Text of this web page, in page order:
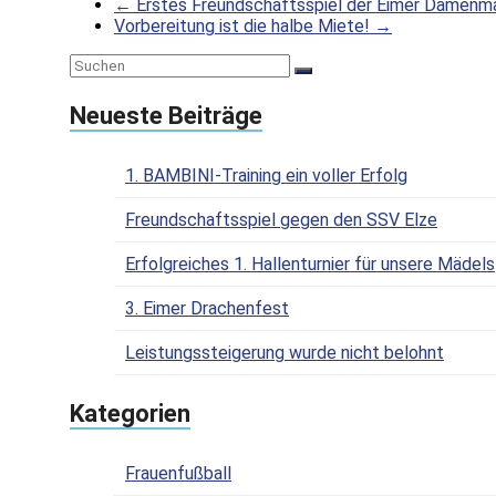
← Erstes Freundschaftsspiel der Eimer
Vorbereitung ist die halbe Miete! →
Neueste Beiträge
1. BAMBINI-Training ein voller Erfolg
Freundschaftsspiel gegen den SSV Elze
Erfolgreiches 1. Hallenturnier für unsere Mädels
3. Eimer Drachenfest
Leistungssteigerung wurde nicht belohnt
Kategorien
Frauenfußball